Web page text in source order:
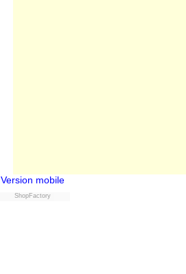
Version mobile
ShopFactory